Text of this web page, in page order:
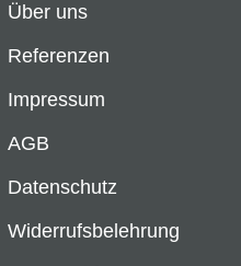
Über uns
Referenzen
Impressum
AGB
Datenschutz
Widerrufsbelehrung